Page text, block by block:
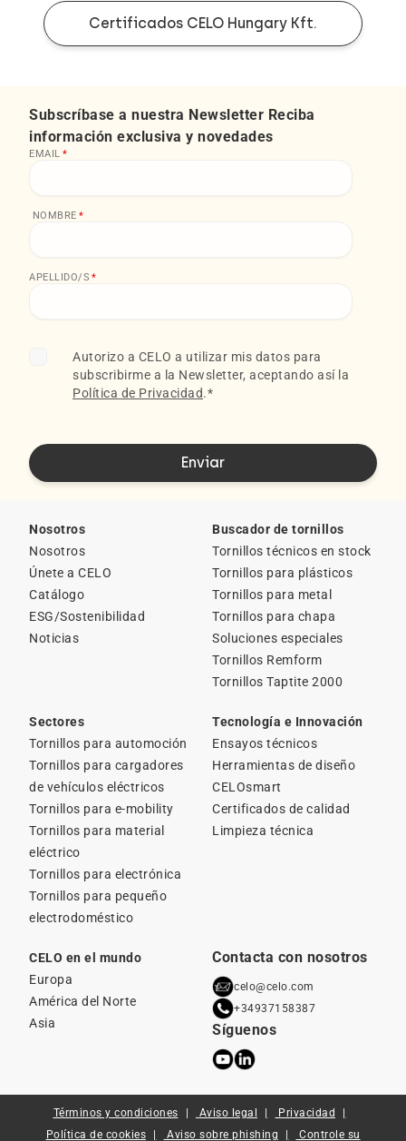
Certificados CELO Hungary Kft.
Subscríbase a nuestra Newsletter Reciba
información exclusiva y novedades
EMAIL *
NOMBRE *
APELLIDO/S *
Autorizo a CELO a utilizar mis datos para
subscribirme a la Newsletter, aceptando así la
Política de Privacidad.*
Nosotros
Nosotros
Únete a CELO
Catálogo
ESG/Sostenibilidad
Noticias
Buscador de tornillos
Tornillos técnicos en stock
Tornillos para plásticos
Tornillos para metal
Tornillos para chapa
Soluciones especiales
Tornillos Remform
Tornillos Taptite 2000
Sectores
Tornillos para automoción
Tornillos para cargadores
de vehículos eléctricos
Tornillos para e-mobility
Tornillos para material
eléctrico
Tornillos para electrónica
Tornillos para pequeño
electrodoméstico
Tecnología e Innovación
Ensayos técnicos
Herramientas de diseño
CELOsmart
Certificados de calidad
Limpieza técnica
CELO en el mundo
Europa
América del Norte
Asia
Contacta con nosotros
celo@celo.com
+34937158387
Síguenos
Términos y condiciones Aviso legal
Privacidad
Política de cookies
Aviso sobre phishing Controle su